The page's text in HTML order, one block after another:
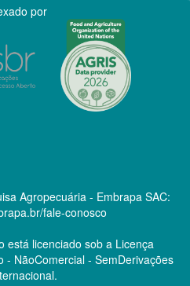
por
Agropecuária - Embrapa SAC:
fale-conosco
está licenciado sob a Licença
- NãoComercial - SemDerivações